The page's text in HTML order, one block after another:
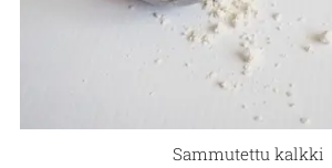
Sammutettu kalkki